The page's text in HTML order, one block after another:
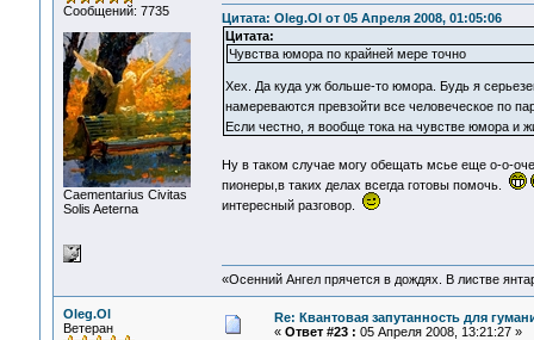
Сообщений: 7735
Сaementarius Civitas
Solis Aeterna
Цитата: Oleg.Ol от 05 Апреля 2008, 01:05:06
Цитата:
Чувства юмора по крайней мере точно
Хех. Да куда уж больше-то юмора. Будь я
намереваются превзойти все человеческое по
Если честно, я вообще тока на чувстве юмора и
Ну в таком случае могу обещать мсье еще о-о-
пионеры,в таких делах всегда готовы помочь.
интересный разговор.
«Осенний Ангел прячется в дождях. В листве
Oleg.Ol
Ветеран
Re: Квантовая запутанность для
« Ответ #23 : 05 Апреля 2008, 13:21:27 »